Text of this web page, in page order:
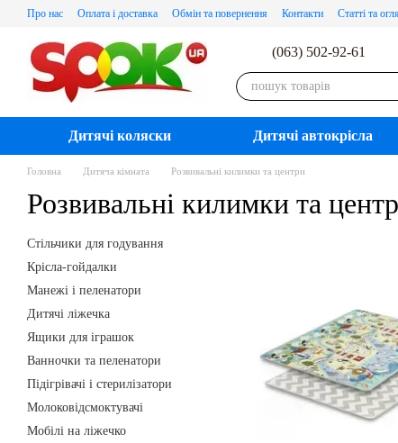
Перейти до основного контенту
Про нас Оплата і доставка Обмін та повернення Контакти Статті та
(063) 502-92-61
Дитячі коляски Дитячі автокрісла
Головна Дитяча кімната Розвивальні килимки та центри
Розвивальні килимки та
Стільчики для годування
Крісла-гойдалки
Манежі і пеленатори
Дитячі ліжечка
Ящики для іграшок
Ванночки та пеленатори
Підігрівачі і стерилізатори
Молоковідсмоктувачі
Мобілі на ліжечко